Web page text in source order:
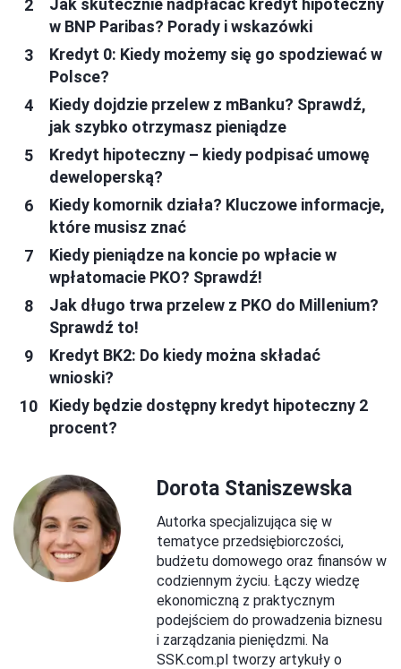
Jak skutecznie nadpłacać kredyt hipoteczny
w BNP Paribas? Porady i wskazówki
Kredyt 0: Kiedy możemy się go spodziewać w
Polsce?
Kiedy dojdzie przelew z mBanku? Sprawdź,
jak szybko otrzymasz pieniądze
Kredyt hipoteczny – kiedy podpisać umowę
deweloperską?
Kiedy komornik działa? Kluczowe informacje,
które musisz znać
Kiedy pieniądze na koncie po wpłacie w
wpłatomacie PKO? Sprawdź!
Jak długo trwa przelew z PKO do Millenium?
Sprawdź to!
Kredyt BK2: Do kiedy można składać
wnioski?
Kiedy będzie dostępny kredyt hipoteczny 2
procent?
Dorota Staniszewska
Autorka specjalizująca się w
tematyce przedsiębiorczości,
budżetu domowego oraz finansów w
codziennym życiu. Łączy wiedzę
ekonomiczną z praktycznym
podejściem do prowadzenia biznesu
i zarządzania pieniędzmi. Na
SSK.com.pl tworzy artykuły o